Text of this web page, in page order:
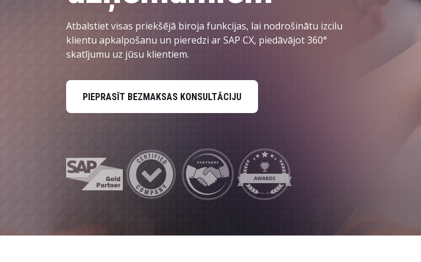
MĀKSLĪGAIS INTELEKTS
SAP AI Services
SAP AI Core & AI Launchpad
Dati un analītika
Ilgtspējas risinājumi
Atbalstiet visas priekšējā biroja funkcijas, lai nodrošinātu izcilu
klientu apkalpošanu un pieredzi ar SAP CX, piedāvājot 360°
skatījumu uz jūsu klientiem.
PIEPRASĪT BEZMAKSAS KONSULTĀCIJU